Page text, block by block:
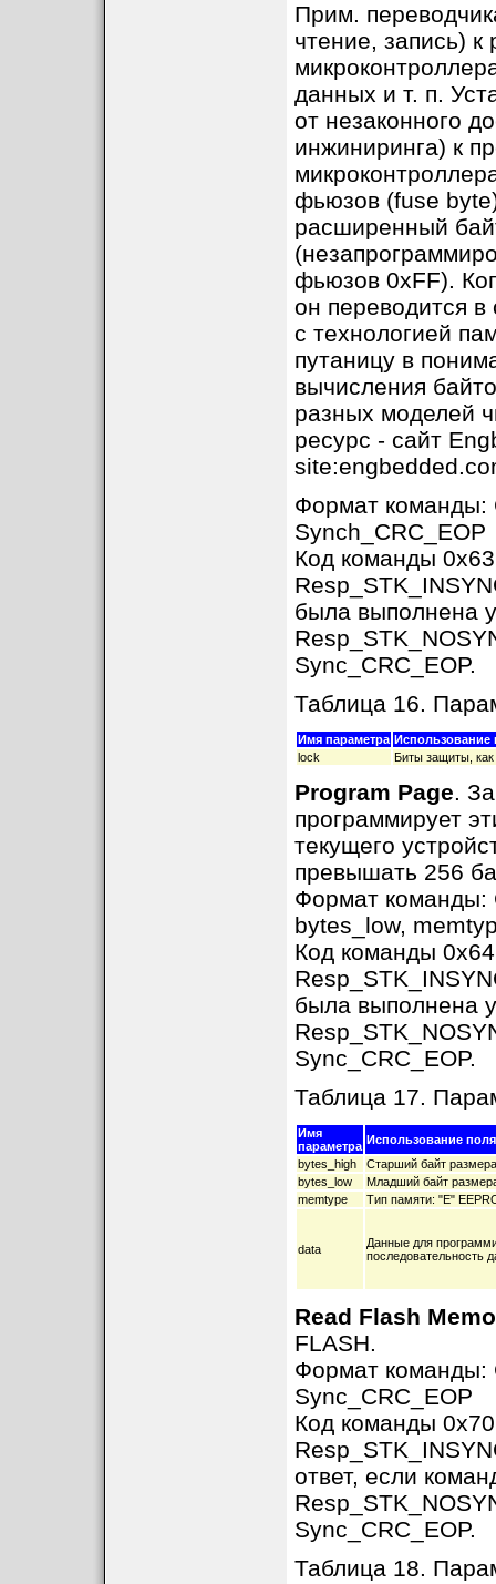
Прим.
чтение, запись)
данных и т. п.
от незаконного
инжиниринга) к
фьюзов (fuse
расширенный
фьюзов 0xFF).
он переводится в
с технологией
путаницу в
вычисления
разных моделей
ресурс - сайт
Формат команды:
Synch_CRC_EOP
Код команды 0x63
была выполнена
Sync_CRC_EOP.
Таблица 16.
Имя параметра Использование
lock
Биты защиты,
Program Page.
программирует
текущего
превышать 256
Формат команды:
bytes_low,
Код команды 0x64
была выполнена
Sync_CRC_EOP.
Таблица 17.
Имя
параметра Использование поля
bytes_high
Старший байт
bytes_low
Младший байт
memtype
Тип памяти: "E"
data
Данные для
последовательность
Read Flash
FLASH.
Формат команды:
Sync_CRC_EOP
Код команды 0x70
ответ, если
Sync_CRC_EOP.
Таблица 18.